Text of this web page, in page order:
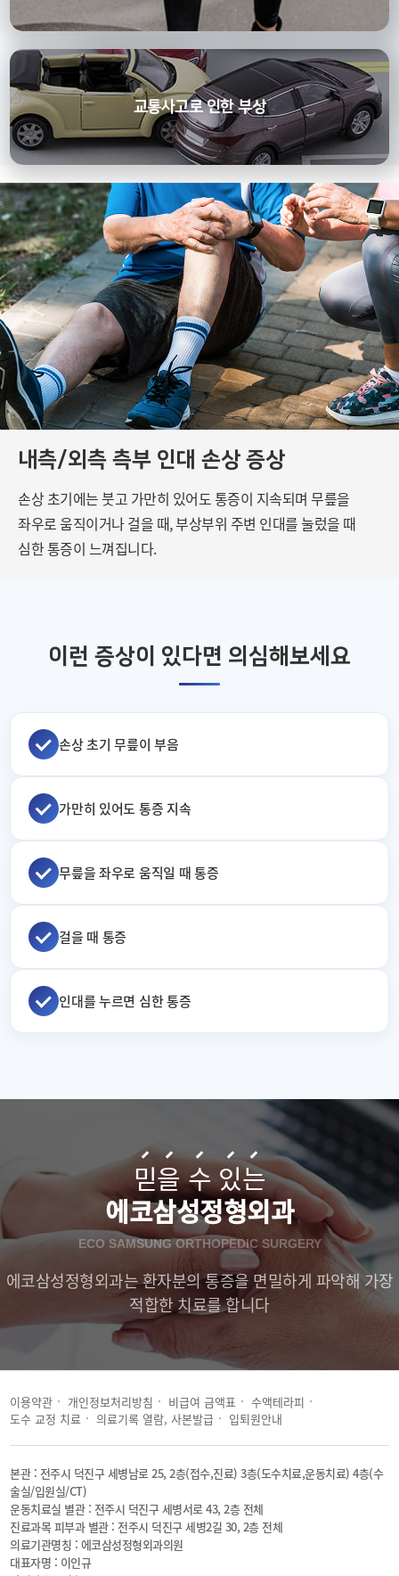
교통사고로 인한 부상
내측/외측 측부 인대 손상 증상
손상 초기에는 붓고 가만히 있어도 통증이 지속되며 무릎을
좌우로 움직이거나 걸을 때,부상부위 주변 인대를 눌렀을 때
심한 통증이 느껴집니다.
이런 증상이 있다면 의심해보세요
손상 초기 무릎이 부음
가만히 있어도 통증 지속
무릎을 좌우로 움직일 때 통증
걸을 때 통증
인대를 누르면 심한 통증
믿을수있는
에코삼성정형외과
ECO SAMSUNG ORTHOPEDIC SURGERY
에코삼성정형외과는 환자분의 통증을 면밀하게 파악해 가장
적합한 치료를 합니다
이용약관 개인정보처리방침 비급여 금액표
수액테라피
도수 교정 치료
의료기록 열람, 사본발급 입퇴원안내
본관 : 전주시 덕진구 세병남로 25, 2층(접수,진료) 3층(도수치료,운동치료) 4층(수
술실/입원실/CT)
운동치료실 별관 : 전주시 덕진구 세병서로 43, 2층 전체
진료과목 피부과 별관 : 전주시 덕진구 세병2길 30, 2층 전체
의료기관명칭 : 에코삼성정형외과의원
대표자명 : 이인규